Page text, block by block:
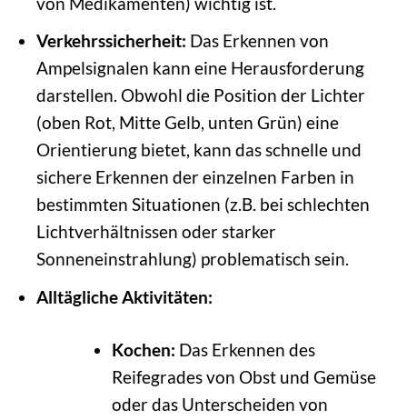
Verkehrssicherheit: Das Erkennen von
Ampelsignalen kann eine Herausforderung
darstellen. Obwohl die Position der Lichter
(oben Rot, Mitte Gelb, unten Grün) eine
Orientierung bietet, kann das schnelle und
sichere Erkennen der einzelnen Farben in
bestimmten Situationen (z.B. bei schlechten
Lichtverhältnissen oder starker
Sonneneinstrahlung) problematisch sein.
Alltägliche Aktivitäten:
Kochen: Das Erkennen des
Reifegrades von Obst und Gemüse
oder das Unterscheiden von